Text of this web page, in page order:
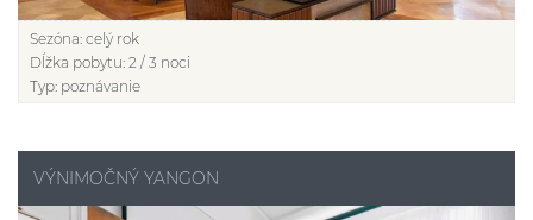
Sezóna: celý rok
Dĺžka pobytu: 2 / 3 noci
Typ: poznávanie
VÝNIMOČNÝ YANGON